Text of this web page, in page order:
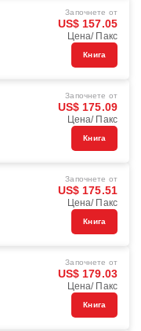
Започнете от
US$ 157.05
Цена/ Пакс
Книга
Започнете от
US$ 175.09
Цена/ Пакс
Книга
Започнете от
US$ 175.51
Цена/ Пакс
Книга
Започнете от
US$ 179.03
Цена/ Пакс
Книга